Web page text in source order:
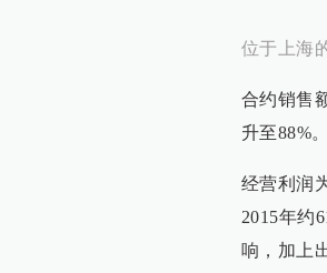
位于上海
合约销售
升至88%
经营利润
2015年约
响，加上